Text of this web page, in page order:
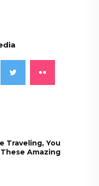
Traveling, You
Amazing